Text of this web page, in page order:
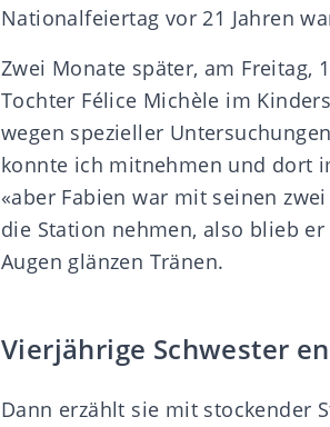
Nationalfeiertag vor 21 Jahren
Zwei Monate später, am Freitag,
Tochter Félice Michèle im
wegen spezieller
konnte ich mitnehmen und dort
«aber Fabien war mit seinen
die Station nehmen, also blieb
Augen glänzen Tränen.
Vierjährige Schwester
Dann erzählt sie mit stockender